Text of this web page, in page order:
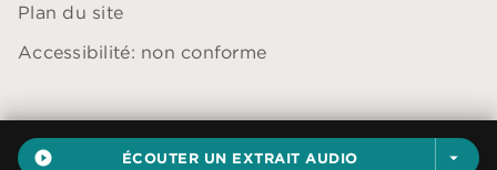
play_circle_filled ÉCOUTER UN EXTRAIT AUDIO arrow_drop_down
Plan du site
Accessibilité: non conforme